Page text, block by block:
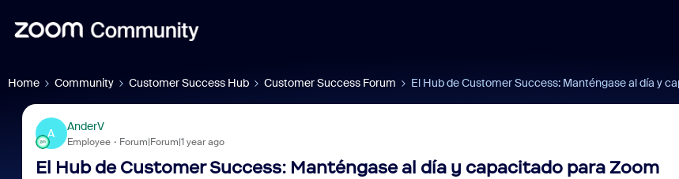
Home Community Customer Success Hub Customer Success Forum El Hub de Customer Success: Manténgase al día y
A
AnderV
Employee Forum|Forum|1 year ago
El Hub de Customer Success: Manténgase al día y capacitado para Zoom